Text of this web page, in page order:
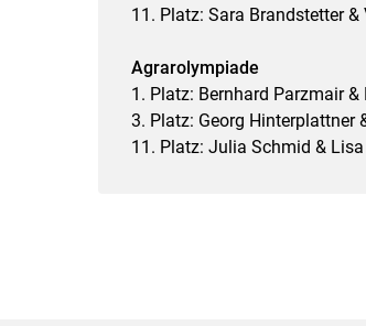
11. Platz: Sara Brandstetter
Agrarolympiade
1. Platz: Bernhard Parzmair
3. Platz: Georg Hinterplattner
11. Platz: Julia Schmid &